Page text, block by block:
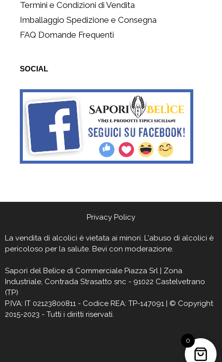
Termini e Condizioni di Vendita
Imballaggio Spedizione e Consegna
FAQ Domande Frequenti
SOCIAL
Privacy Policy
La vendita di alcolici è vietata ai minori. L'abuso di alcolici è
pericoloso per la salute. Bevi con moderazione.
Sapori del Belìce di Commerciale Piazza Srl | Zona
Industriale, Contrada Strasatto snc - 91022 Castelvetrano
(TP)
P.IVA: IT 02123800811 - Codice REA: TP-147091 | © Copyright
2015-2023 - Tutti i diritti riservati.
0